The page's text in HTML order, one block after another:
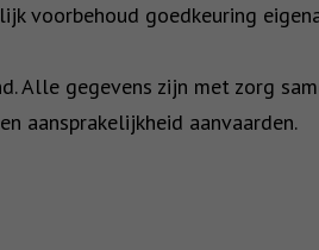
voorbehoud goedkeuring
gegevens zijn met zorg
aansprakelijkheid aanvaarden.